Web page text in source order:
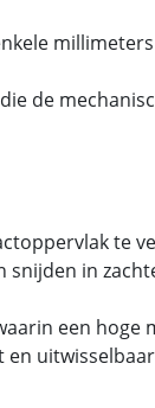
de
te
snijden in
een hoge